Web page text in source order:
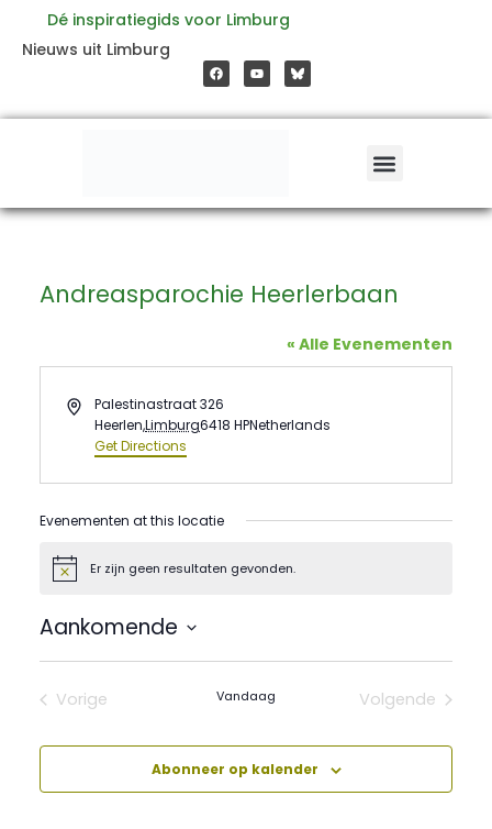
inhoud
Dé inspiratiegids voor Limburg
Nieuws uit Limburg
a
c
e
o
o
o
u
t
b
e
Andreasparochie Heerlerbaan
« Alle Evenementen
AddressPalestinastraat 326
Heerlen,Limburg6418 HPNetherlands
Get Directions
Evenementen at this locatie
BerichtEr zijn geen resultaten gevonden.
Aankomende
datum.
Vorige
Vandaag
Volgende
Abonneer op kalender